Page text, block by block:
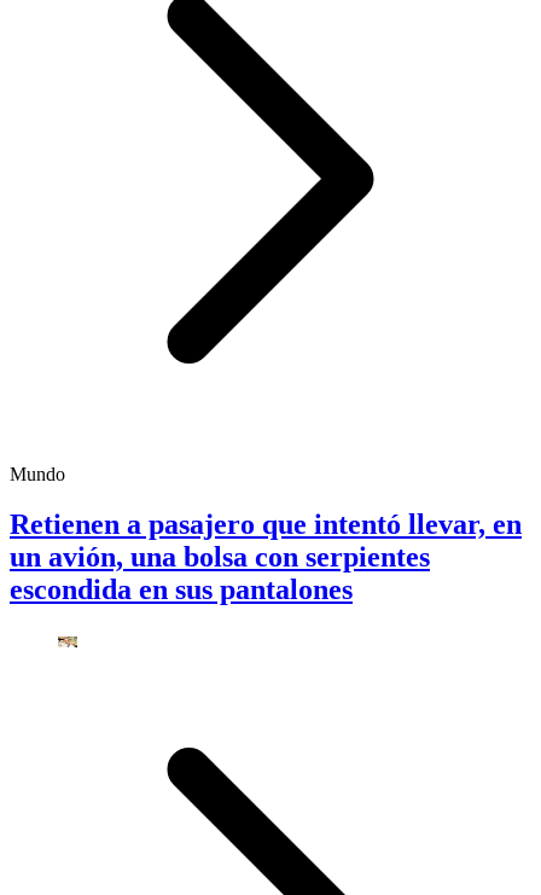
Mundo
Retienen a pasajero que intentó llevar, en
un avión, una bolsa con serpientes
escondida en sus pantalones